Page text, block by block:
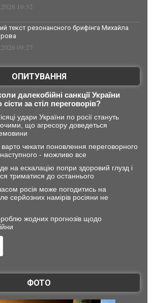
10:32
текст резонансного брифінга Михайла
09:27
ОПИТУВАННЯ
далекобійні санкції України
за стіл переговорів?
удари України по росії стануть
що агресору доведеться
чекати поновлення переговорного
- можливо все
на ескалацію попри здоровий глузд і
триматися до останнього
росія може погодитись на
серйозних намірів росіяни не
жодних прогнозів щодо
ФОТО